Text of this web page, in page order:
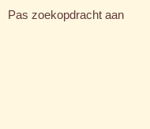
Pas zoekopdracht aan